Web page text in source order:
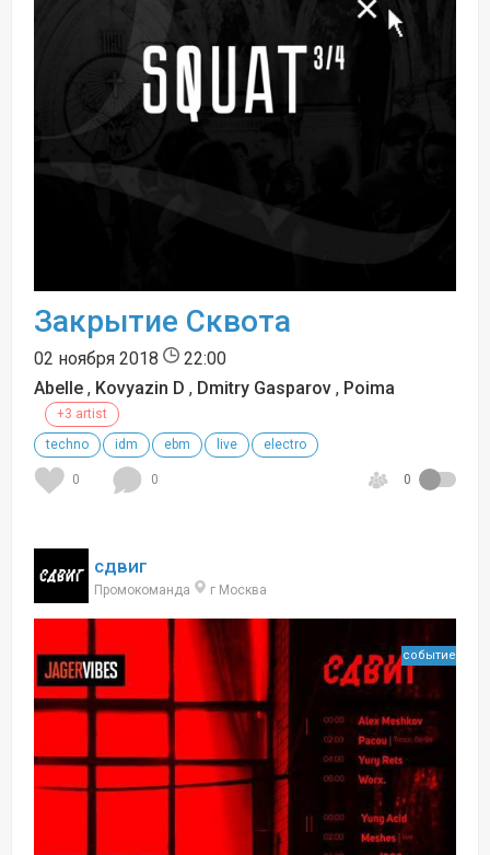
Закрытие Сквота
02 ноября 2018
22:00
Abelle , Kovyazin D , Dmitry Gasparov , Poima
+3 artist
techno
idm ebm live electro
0 0 0
сдвиг
Промокоманда г Москва
событие